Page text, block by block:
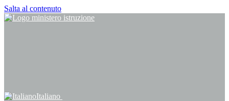
Salta al contenuto
Italiano